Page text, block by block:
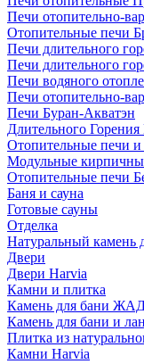
Печи отопительно-
Отопительные печи
Печи длительного
Печи длительного
Печи водяного
Печи отопительно-
Печи Буран-Акватэн
Длительного
Отопительные печи
Модульные
Отопительные печи
Баня и сауна
Готовые сауны
Отделка
Натуральный камень
Двери
Двери Harvia
Камни и плитка
Камень для бани
Камень для бани и
Плитка из
Камни Harvia